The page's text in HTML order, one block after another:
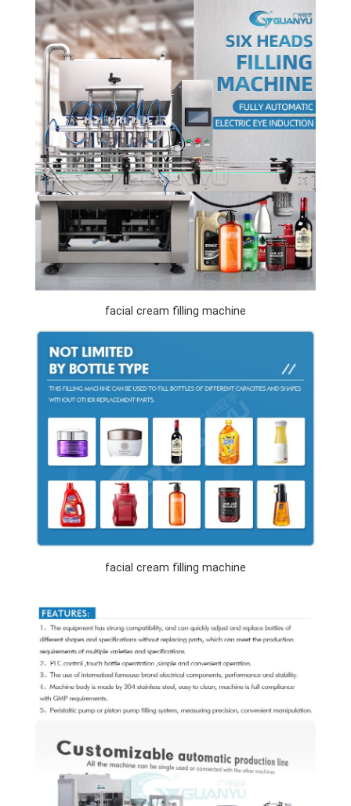
facial cream filling machine
facial cream filling machine